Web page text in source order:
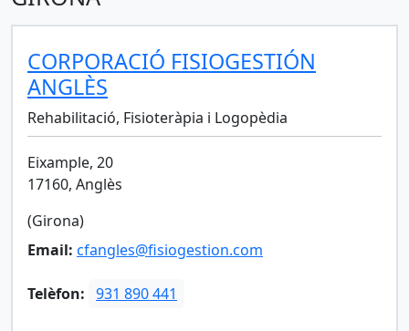
CORPORACIÓ FISIOGESTIÓN
ANGLÈS
Rehabilitació, Fisioteràpia i Logopèdia
Eixample, 20
17160, Anglès
(Girona)
Email: cfangles@fisiogestion.com
Telèfon: 931 890 441